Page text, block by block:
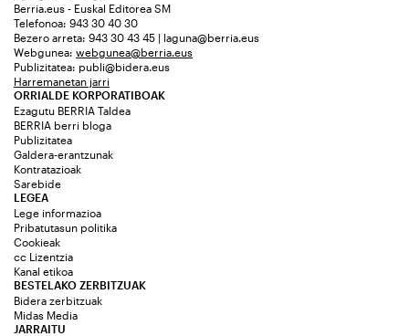
Berria.eus - Euskal Editorea SM
Telefonoa: 943 30 40 30
Bezero arreta: 943 30 43 45 | laguna@berria.eus
Webgunea: webgunea@berria.eus
Publizitatea: publi@bidera.eus
Harremanetan jarri
ORRIALDE KORPORATIBOAK
Ezagutu BERRIA Taldea
BERRIA berri bloga
Publizitatea
Galdera-erantzunak
Kontratazioak
Sarebide
JARRAITU
LEGEA
Lege informazioa
Pribatutasun politika
Cookieak
cc Lizentzia
Kanal etikoa
BESTELAKO ZERBITZUAK
Bidera zerbitzuak
Midas Media